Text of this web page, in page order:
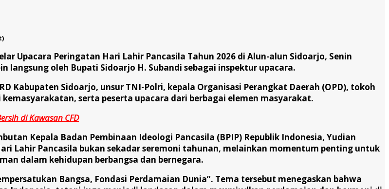
Upacara Peringatan Hari Lahir Pancasila Tahun 2026 di Alun-alun Sidoarjo, Senin
langsung oleh Bupati Sidoarjo H. Subandi sebagai inspektur upacara.
Kabupaten Sidoarjo, unsur TNI-Polri, kepala Organisasi Perangkat Daerah (OPD), tokoh
serta peserta upacara dari berbagai elemen masyarakat.
di Kawasan CFD
Kepala Badan Pembinaan Ideologi Pancasila (BPIP) Republik Indonesia, Yudian
Lahir Pancasila bukan sekadar seremoni tahunan, melainkan momentum penting untuk
dalam kehidupan berbangsa dan bernegara.
Bangsa, Fondasi Perdamaian Dunia”. Tema tersebut menegaskan bahwa